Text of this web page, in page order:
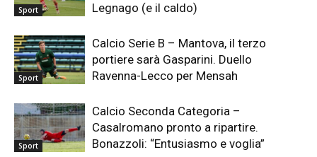
Sport
Legnago (e il caldo)
Sport
Calcio Serie B – Mantova, il terzo
portiere sarà Gasparini. Duello
Ravenna-Lecco per Mensah
Sport
Calcio Seconda Categoria –
Casalromano pronto a ripartire.
Bonazzoli: “Entusiasmo e voglia”